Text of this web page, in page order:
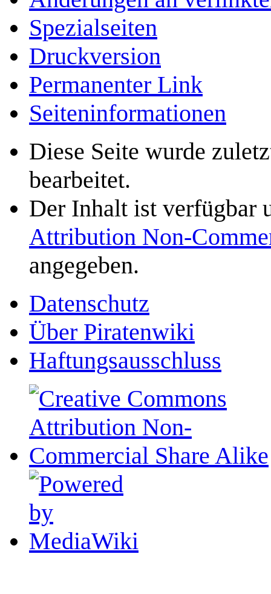
Spezialseiten
Druckversion
Permanenter Link
Seiten­­informationen
Diese Seite wurde
bearbeitet.
Der Inhalt ist verfügbar
Attribution Non-
angegeben.
Datenschutz
Über Piratenwiki
Haftungsausschluss